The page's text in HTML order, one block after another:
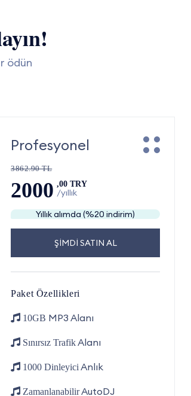
ödün
Profesyonel
3862.90 TL
2000 ,00 TRY
/yıllık
Yıllık alımda (%20 indirim)
ŞİMDİ SATIN AL
Paket Özellikleri
10GB MP3 Alanı
Sınırsız TrafikAlanı
1000 Dinleyici Anlık
ZamanlanabilirAutoDJ